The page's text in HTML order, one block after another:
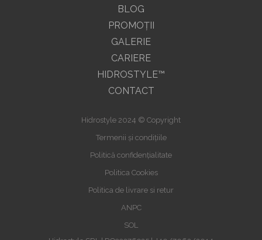
BLOG
PROMOŢII
GALERIE
CARIERE
HIDROSTYLE™
CONTACT
Hidrostyle 2024 © Copyright
Termenii și condițiile
Politică confidențialitate
Politica Cookies
Politica de livrare si retur
ANPC
SOL